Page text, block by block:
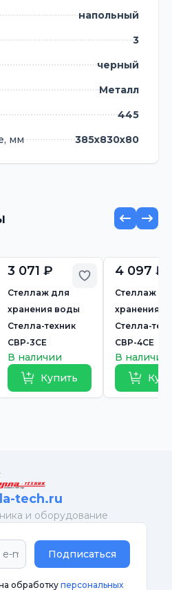
напольный
3
черный
Металл
445
мм
385х830х80
в избранноеДобавить в
3 071 ₽
Стеллаж для
хранения воды
Стелла-техник
СВР-3СЕ
В наличии
Купить
4 097 ₽
Стеллаж
хранения
Стелла-
СВР-4СЕ
В наличии
tech.ru
и оборудование
Подписаться
обработку персональных